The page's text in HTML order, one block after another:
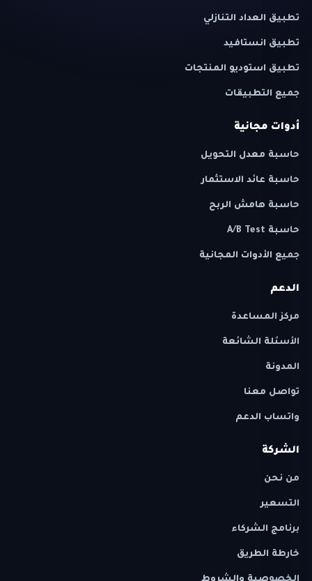
تطبيق العداد التنازلي
تطبيق انستافيد
تطبيق استوديو المنتجات
جميع التطبيقات
أدوات مجانية
حاسبة معدل التحويل
حاسبة عائد الاستثمار
حاسبة هامش الربح
حاسبة A/B Test
جميع الأدوات المجانية
الدعم
مركز المساعدة
الأسئلة الشائعة
المدونة
تواصل معنا
واتساب الدعم
الشركة
من نحن
التسعير
برنامج الشركاء
خارطة الطريق